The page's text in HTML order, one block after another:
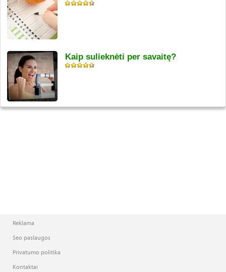
Kaip sulieknėti per savaitę?
Reklama
Seo paslaugos
Privatumo politika
Kontaktai